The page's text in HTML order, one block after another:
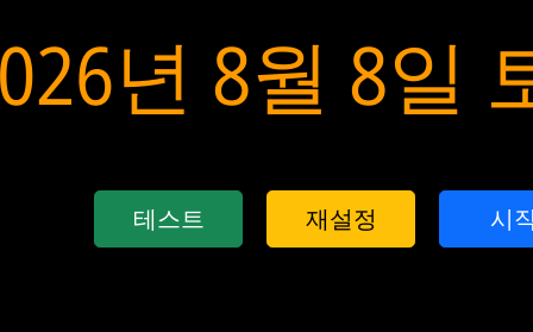
년 8월 8일
테스트 재설정 시